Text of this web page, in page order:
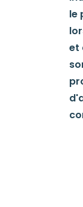
le
et